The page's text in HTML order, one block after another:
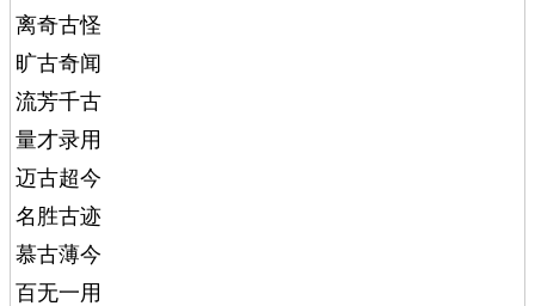
离奇古怪
旷古奇闻
流芳千古
量才录用
迈古超今
名胜古迹
慕古薄今
百无一用